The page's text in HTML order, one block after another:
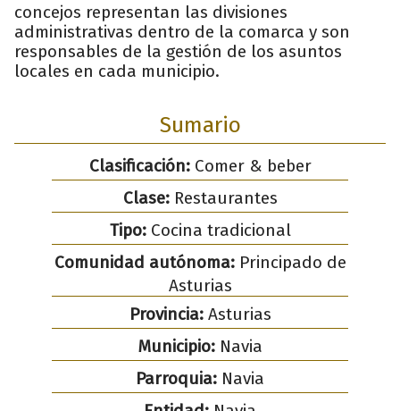
concejos representan las divisiones
administrativas dentro de la comarca y son
responsables de la gestión de los asuntos
locales en cada municipio.
Sumario
Clasificación:Comer & beber
Clase:Restaurantes
Tipo:Cocina tradicional
Comunidad autónoma:Principado de
Asturias
Provincia:Asturias
Municipio: Navia
Parroquia: Navia